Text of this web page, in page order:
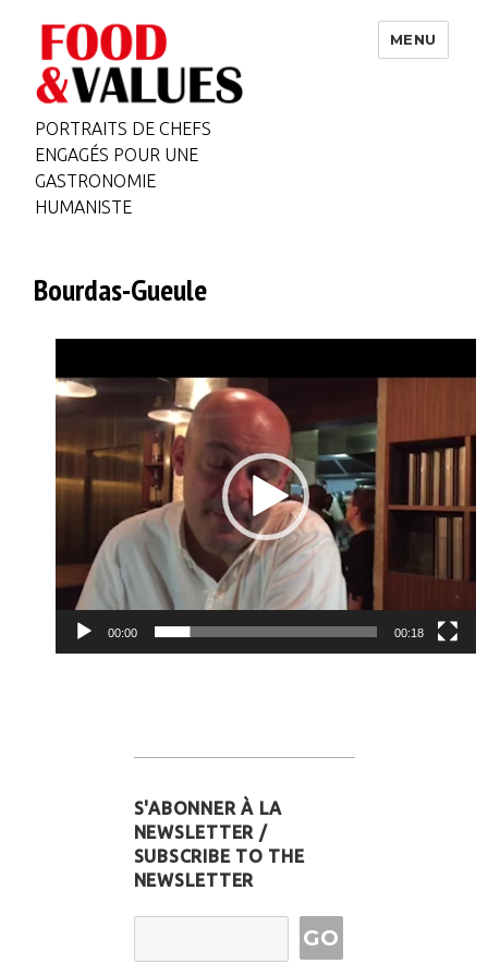
PORTRAITS DE CHEFS
ENGAGÉS POUR UNE
GASTRONOMIE
HUMANISTE
MENU
Bourdas-Gueule
Player
00:00 00:18
S'ABONNER À LA
NEWSLETTER /
SUBSCRIBE TO THE
NEWSLETTER
Email Address